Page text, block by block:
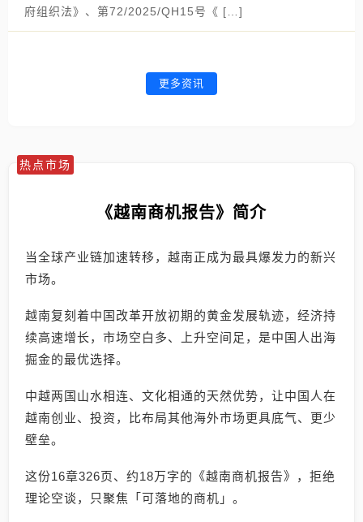
府组织法》、第72/2025/QH15号《 […]
更多资讯
热点市场
《越南商机报告》简介
当全球产业链加速转移，越南正成为最具爆发力的新兴
市场。
越南复刻着中国改革开放初期的黄金发展轨迹，经济持
续高速增长，市场空白多、上升空间足，是中国人出海
掘金的最优选择。
中越两国山水相连、文化相通的天然优势，让中国人在
越南创业、投资，比布局其他海外市场更具底气、更少
壁垒。
这份16章326页、约18万字的《越南商机报告》，拒绝
理论空谈，只聚焦「可落地的商机」。